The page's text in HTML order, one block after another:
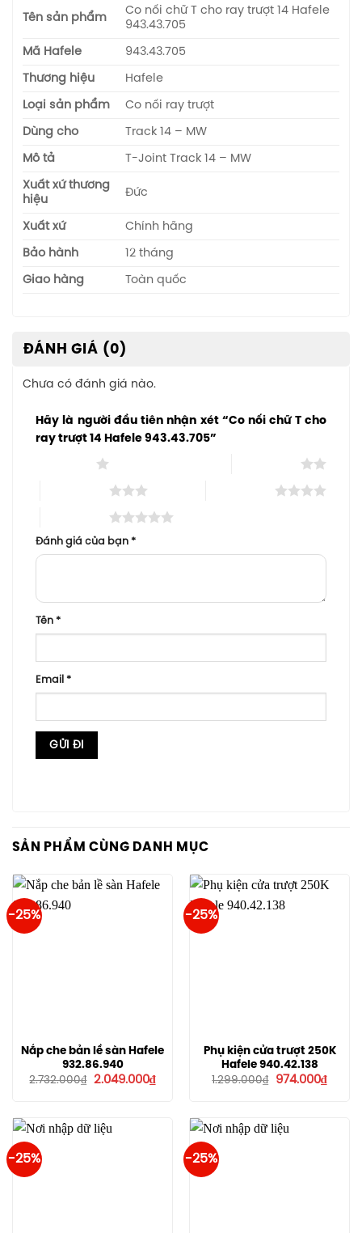
Tên sản phẩm
Co nối chữ T cho ray trượt 14 Hafele
943.43.705
Mã Hafele 943.43.705
Thương hiệu Hafele
Loại sản phẩm Co nối ray trượt
Dùng cho Track 14 – MW
Mô tả T-Joint Track 14 – MW
Xuất xứ thương
hiệu
Đức
Xuất xứ Chính hãng
Bảo hành 12 tháng
Giao hàng Toàn quốc
ĐÁNH GIÁ (0)
Chưa có đánh giá nào.
Hãy là người đầu tiên nhận xét “Co nối chữ T cho
ray trượt 14 Hafele 943.43.705”
Đánh giá của bạn *
Tên *
Email *
SẢN PHẨM CÙNG DANH MỤC
-25%
Nắp che bản lề sàn Hafele
932.86.940
2.732.000₫
Giá
2.049.000₫Giá
hiện
2.049.000₫.
-25%
Phụ kiện cửa trượt 250K
Hafele 940.42.138
1.299.000₫
Giá
974.000₫Giá
hiện
-25% -25%